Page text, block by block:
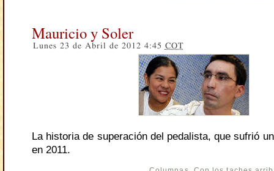
Mauricio y Soler
Lunes 23 de Abril de 2012 4:45 COT
La historia de superación del pedalista, que sufrió
en 2011.